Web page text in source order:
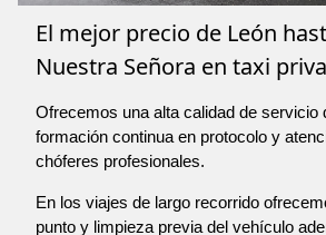
El mejor precio de León
Nuestra Señora en taxi
Ofrecemos una alta calidad de servicio
formación continua en protocolo y
chóferes profesionales.
En los viajes de largo recorrido
punto y limpieza previa del vehículo